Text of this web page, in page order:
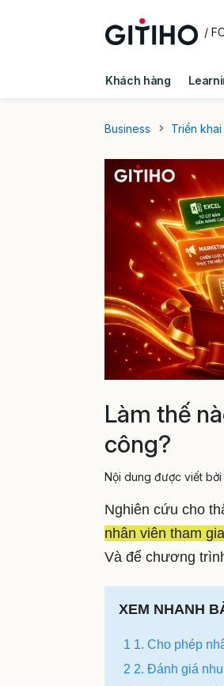
/
Khách hàng
Business
Triển
Làm thế
công?
Nội dung được viết bởi
Nghiên cứu cho
nhân viên tham
Và để chương
XEM NHANH
1 1. Cho phép
2 2. Đánh giá